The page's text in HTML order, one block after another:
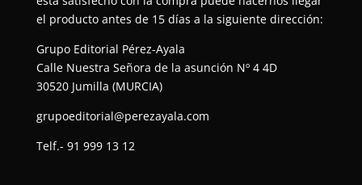
el producto antes de 15 días a la siguiente dirección:
Grupo Editorial Pérez-Ayala
Calle Nuestra Señora de la asunción Nº 4 4D
30520 Jumilla (MURCIA)
grupoeditorial@perezayala.com
Telf.- 91 999 13 12